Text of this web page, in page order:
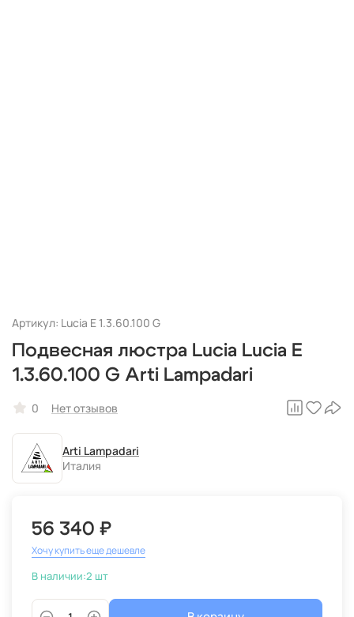
Артикул: Lucia E 1.3.60.100 G
Подвесная люстра Lucia Lucia E
1.3.60.100 G Arti Lampadari
0 Нет отзывов
Arti Lampadari
Италия
56 340 ₽
Хочу купить еще дешевле
В наличии:2 шт